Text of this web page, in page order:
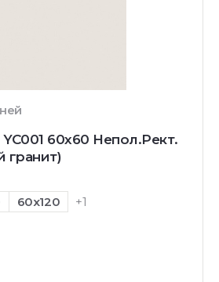
60x60 Непол.Рект.
гранит)
60x120 +1